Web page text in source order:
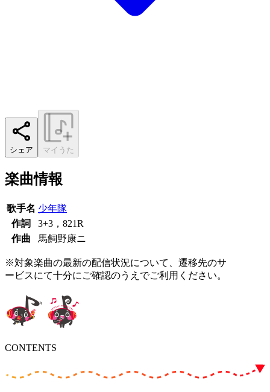
シェア マイうた
楽曲情報
歌手名 少年隊
作詞
3+3，821R
作曲
馬飼野康ニ
※対象楽曲の最新の配信状況について、遷移先のサ
ービスにて十分にご確認のうえでご利用ください。
CONTENTS